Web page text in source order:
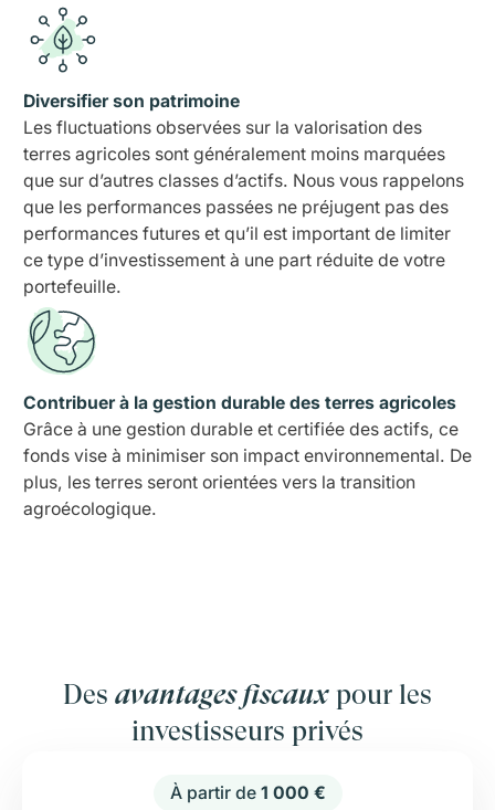
Diversifier son patrimoine
Les fluctuations observées sur la valorisation des
terres agricoles sont généralement moins marquées
que sur d’autres classes d’actifs. Nous vous rappelons
que les performances passées ne préjugent pas des
performances futures et qu’il est important de limiter
ce type d’investissement à une part réduite de votre
portefeuille.
Contribuer à la gestion durable des terres agricoles
Grâce à une gestion durable et certifiée des actifs, ce
fonds vise à minimiser son impact environnemental. De
plus, les terres seront orientées vers la transition
agroécologique.
Des avantages fiscaux pour les
investisseurs privés
À partir de 1 000 €